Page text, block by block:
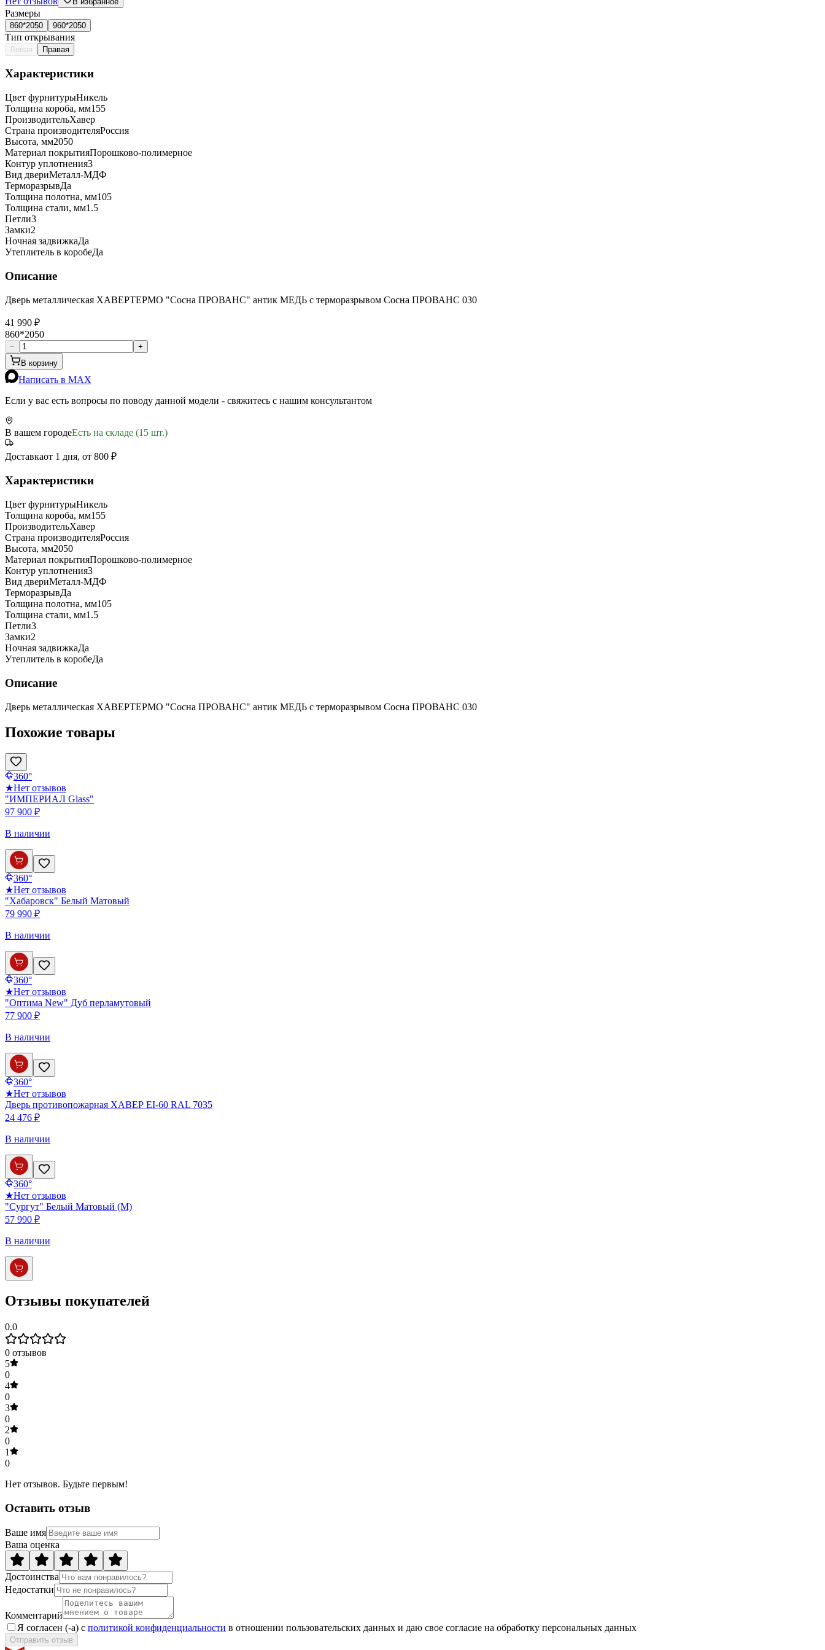
Размеры
860*2050 960*2050
Тип открывания
Левая Правая
Характеристики
Цвет фурнитурыНикель
Толщина короба, мм155
ПроизводительХавер
Страна производителяРоссия
Высота, мм2050
Материал покрытияПорошково-полимерное
Контур уплотнения3
Вид двериМеталл-МДФ
ТерморазрывДа
Толщина полотна, мм105
Толщина стали, мм1.5
Петли3
Замки2
Ночная задвижкаДа
Утеплитель в коробеДа
Описание
Дверь металлическая ХАВЕРТЕРМО "Сосна ПРОВАНС" антик МЕДЬ с терморазрывом Сосна ПРОВАНС 030
41 990 ₽
860*2050
−
+
В корзину
Написать в MAX
Если у вас есть вопросы по поводу данной модели - свяжитесь с нашим консультантом
В вашем городеЕсть на складе (15 шт.)
Доставкаот 1 дня, от 800 ₽
Характеристики
Цвет фурнитурыНикель
Толщина короба, мм155
ПроизводительХавер
Страна производителяРоссия
Высота, мм2050
Материал покрытияПорошково-полимерное
Контур уплотнения3
Вид двериМеталл-МДФ
ТерморазрывДа
Толщина полотна, мм105
Толщина стали, мм1.5
Петли3
Замки2
Ночная задвижкаДа
Утеплитель в коробеДа
Описание
Дверь металлическая ХАВЕРТЕРМО "Сосна ПРОВАНС" антик МЕДЬ с терморазрывом Сосна ПРОВАНС 030
Похожие товары
360°
★Нет отзывов
"ИМПЕРИАЛ Glass"
97 900 ₽
В наличии
360°
★Нет отзывов
"Хабаровск" Белый Матовый
79 990 ₽
В наличии
360°
★Нет отзывов
"Оптима New" Дуб перламутовый
77 900 ₽
В наличии
360°
★Нет отзывов
Дверь противопожарная ХАВЕР EI-60 RAL 7035
24 476 ₽
В наличии
360°
★Нет отзывов
"Сургут" Белый Матовый (М)
57 990 ₽
В наличии
Отзывы покупателей
0.0
0 отзывов
5
0
4
0
3
0
2
0
1
0
Нет отзывов. Будьте первым!
Оставить отзыв
Ваше имя
Ваша оценка
Достоинства
Недостатки
Комментарий
Я согласен (-а) с политикой конфиденциальности в отношении пользовательских данных и даю свое согласие на обработку персональных данных
Отправить отзыв